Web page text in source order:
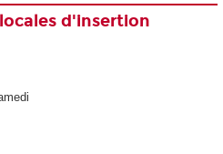
d'insertion